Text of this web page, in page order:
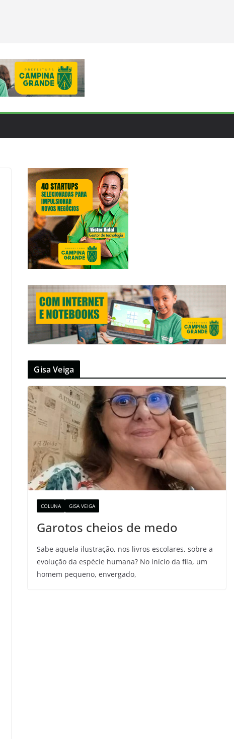
Gisa Veiga
COLUNA GISA VEIGA
Garotos cheios de medo
Sabe aquela ilustração, nos livros escolares, sobre a
evolução da espécie humana? No início da fila, um
homem pequeno, envergado,